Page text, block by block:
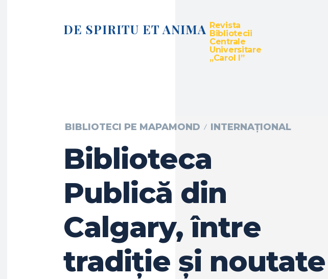
DE SPIRITU ET ANIMA Revista
Bibliotecii
Centrale
Universitare
„Carol I”
BIBLIOTECI PE MAPAMOND INTERNAȚIONAL
Biblioteca
Publică din
Calgary, între
tradiție și noutate